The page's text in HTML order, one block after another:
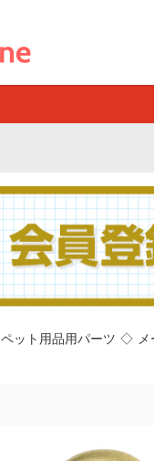
ペット用品用パーツ ◇